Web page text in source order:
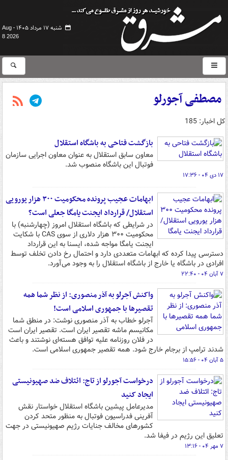
شنبه ۱۷ مرداد ۱۴۰۵ -
Aug
8 2026
مصطفی آجورلو
کل اخبار: 185
بازگشت فتاحی به باشگاه استقلال
معاون سابق استقلال به عنوان معاون اجرایی سازمان
فوتبال این باشگاه منصوب شد.
۱۷ دی ۰۴ - ۱۷:۳۶
ابهامات عجیب پرونده محکومیت ۳۰۰ هزار یورویی
استقلال/ قرارداد ایجنت یامگا جعلی است؟
در شرایطی که باشگاه استقلال امروز (چهارشنبه) با
محکومیت ۳۰۰ هزار دلاری از سوی CAS با شکایت
ایجنت یامگا مواجه شده، ایسنا به این قرارداد
دسترسی پیدا کرده که ابهامات متعددی دارد و احتمال رخ دادن تخلف توسط
افرادی در باشگاه یا خارج از باشگاه استقلال را به وجود می‌آورد.
۷ آبان ۰۴ - ۲۲:۴۰
واکنش آجرلو به آذر منصوری: از نظر شما همه
تقصیرها با جمهوری اسلامی است!
آجرلو خطاب به آذر منصوری نوشت: در منطق شما
مکانیسم ماشه تقصیر ایران است. تقصیر ایران است
در فلان روزنامه علیه توافق هسته‌ای نوشتند و باعث
شدند ترامپ از برجام خارج شود. همه تقصیر جمهوری اسلامی است.
۵ آبان ۰۴ - ۱۵:۵۶
درخواست آجورلو از تاج: ائتلاف ضد صهیونیستی
ایجاد کنید
مدیرعامل پیشین باشگاه استقلال خواستار نقش
آفرینی فدراسیون فوتبال به منظور متحد کردن
کشورهای مخالف جنایات رژیم صهیونیستی در جهت
تعلیق این رژیم در فیفا شد.
۷ مهر ۰۴ - ۱۳:۱۶